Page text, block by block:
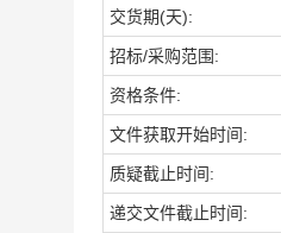
交货期(天):
招标/采购范围:
资格条件:
文件获取开始时间:
质疑截止时间:
递交文件截止时间: